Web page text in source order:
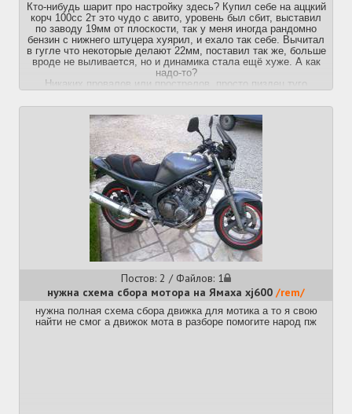
Кто-нибудь шарит про настройку здесь? Купил себе на аццкий
корч 100сс 2т это чудо с авито, уровень был сбит, выставил
по заводу 19мм от плоскости, так у меня иногда рандомно
бензин с нижнего штуцера хуярил, и ехало так себе. Вычитал
в гугле что некоторые делают 22мм, поставил так же, больше
вроде не выливается, но и динамика стала ещë хуже. А как
надо-то?
Никаких провалов или прострелов, просто пиздец туго
ГТЖ 105, игла на среднем делении, power jet заглушен. Чо
еще попробовать?
Постов: 2 / Файлов: 1
нужна схема сбора мотора на Ямаха xj600 /rem/
нужна полная схема сбора движка для мотика а то я свою
найти не смог а движок мота в разборе помогите народ пж